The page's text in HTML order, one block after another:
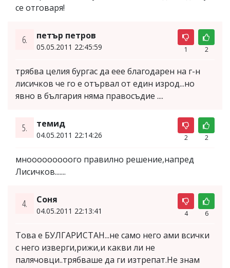
се отговаря!
6. петър петров
05.05.2011 22:45:59 1 2
трябва целия бургас да еее благодарен на г-н
лисичков че го е отървал от един изрод...но
явно в българия няма правосъдие ....
5. темид
04.05.2011 22:14:26 2 2
мнооооооооого правилно решение,напред
Лисичков.......
4. Соня
04.05.2011 22:13:41 4 6
Това е БУЛГАРИСТАН...не само него ами всички
с него изверги,рижи,и какви ли не
палячовци..трябваше да ги изтрепат.Не знам